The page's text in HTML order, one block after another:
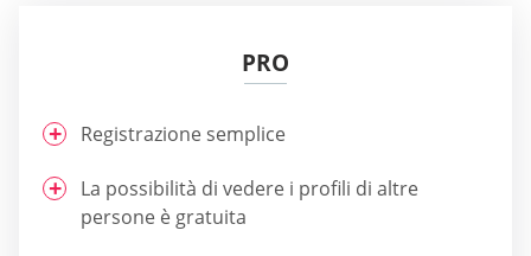
PRO
Registrazione semplice
La possibilità di vedere i profili di altre
persone è gratuita